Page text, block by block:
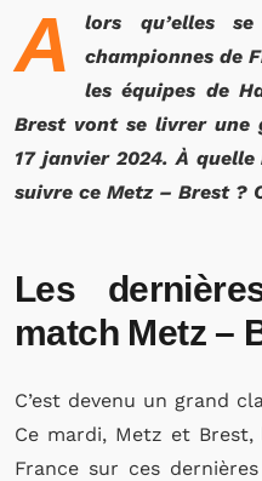
A
lors qu’elles
championnes de
les équipes de
Brest vont se livrer une
17 janvier 2024. À
suivre ce Metz – Brest ?
Les
match Metz –
C’est devenu un grand
Ce mardi, Metz et
France sur ces